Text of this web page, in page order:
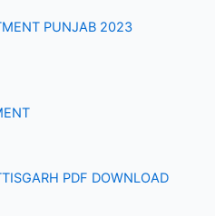
PUNJAB 2023
PDF DOWNLOAD